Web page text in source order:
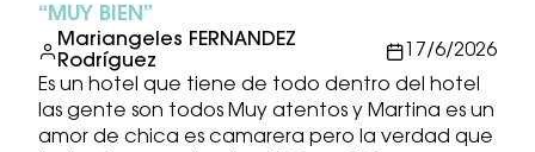
MUY BIEN
Mariangeles FERNANDEZ
Rodríguez
17/6/2026
Es un hotel que tiene de todo dentro del hotel
las gente son todos Muy atentos y Martina es un
amor de chica es camarera pero la verdad que